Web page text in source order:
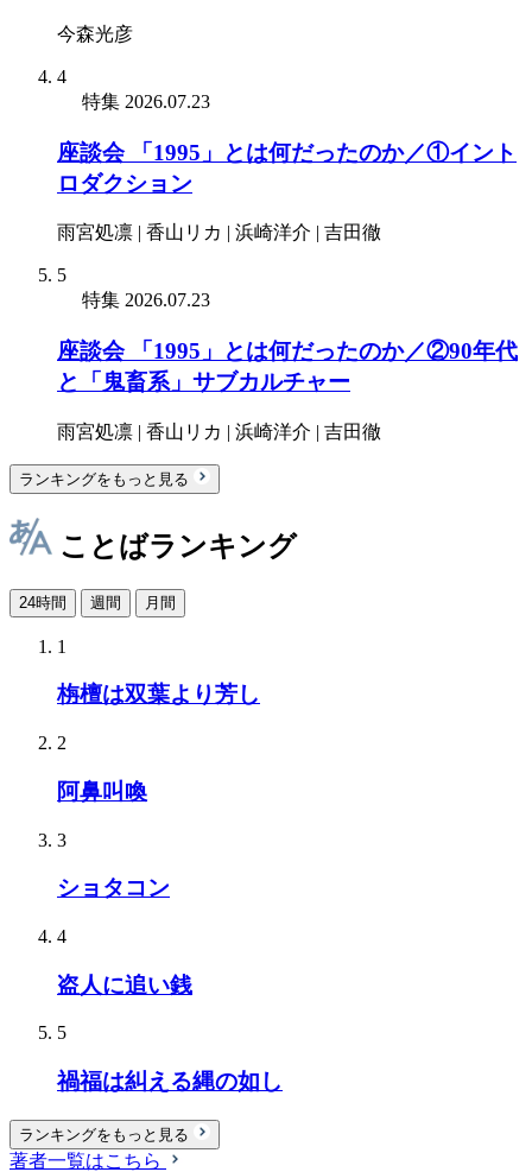
今森光彦
4
特集 2026.07.23
座談会 「1995」とは何だったのか／①イント
ロダクション
雨宮処凛 | 香山リカ | 浜崎洋介 | 吉田徹
5
特集 2026.07.23
座談会 「1995」とは何だったのか／②90年代
と「鬼畜系」サブカルチャー
雨宮処凛 | 香山リカ | 浜崎洋介 | 吉田徹
ランキングをもっと見る
ことばランキング
24時間 週間 月間
1
栴檀は双葉より芳し
2
阿鼻叫喚
3
ショタコン
4
盗人に追い銭
5
禍福は糾える縄の如し
ランキングをもっと見る
著者一覧はこちら